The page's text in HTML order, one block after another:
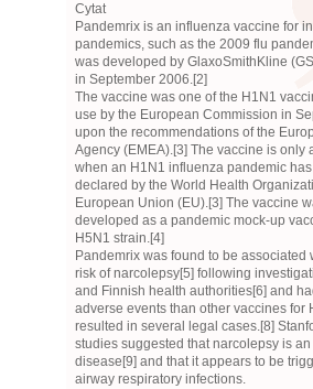
Cytat
Pandemrix is an influenza vaccine for
pandemics, such as the 2009 flu
was developed by GlaxoSmithKline
in September 2006.[2]
The vaccine was one of the H1N1
use by the European Commission in
upon the recommendations of the
Agency (EMEA).[3] The vaccine is only
when an H1N1 influenza pandemic
declared by the World Health
European Union (EU).[3] The vaccine
developed as a pandemic mock-up
H5N1 strain.[4]
Pandemrix was found to be associated
risk of narcolepsy[5] following
and Finnish health authorities[6] and
adverse events than other vaccines for
resulted in several legal cases.[8]
studies suggested that narcolepsy is
disease[9] and that it appears to be
airway respiratory infections.